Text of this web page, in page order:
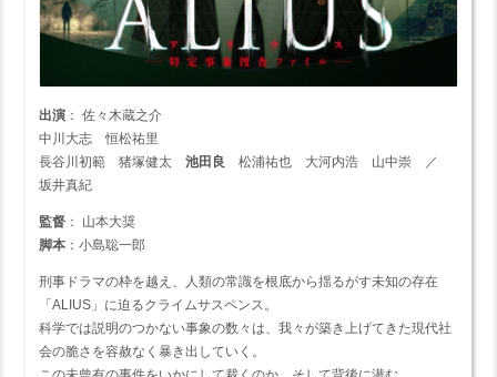
出演 ： 佐々木蔵之介
中川大志 恒松祐里
長谷川初範 猪塚健太 池田良 松浦祐也 大河内浩 山中崇 ／
坂井真紀
監督 ： 山本大奨
脚本 ：小島聡一郎
刑事ドラマの枠を越え、人類の常識を根底から揺るがす未知の存在
「ALIUS」に迫るクライムサスペンス。
科学では説明のつかない事象の数々は、我々が築き上げてきた現代社
会の脆さを容赦なく暴き出していく。